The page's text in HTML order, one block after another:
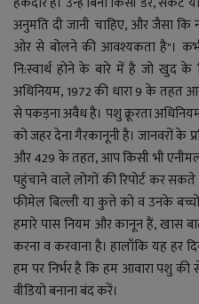
अनुमति दी जानी चाहिए, और जैसा कि
ओर से बोलने की आवश्यकता है"।
नि:स्वार्थ होने के बारे में है जो खुद
अधिनियम, 1972 की धारा 9 के तहत
से पकड़ना अवैध है। पशु क्रूरता
को जहर देना गैरकानूनी है। जानवरों के
और 429 के तहत, आप किसी भी
पहुंचाने वाले लोगों की रिपोर्ट कर सकते
फीमेल बिल्ली या कुत्ते को व उनके बच्चों
हमारे पास नियम और कानून हैं,खास
करना व करवाना है। हालाँकि यह हर
हम पर निर्भर है कि हम आवारा पशु
वीडियो बनाना बंद करें।